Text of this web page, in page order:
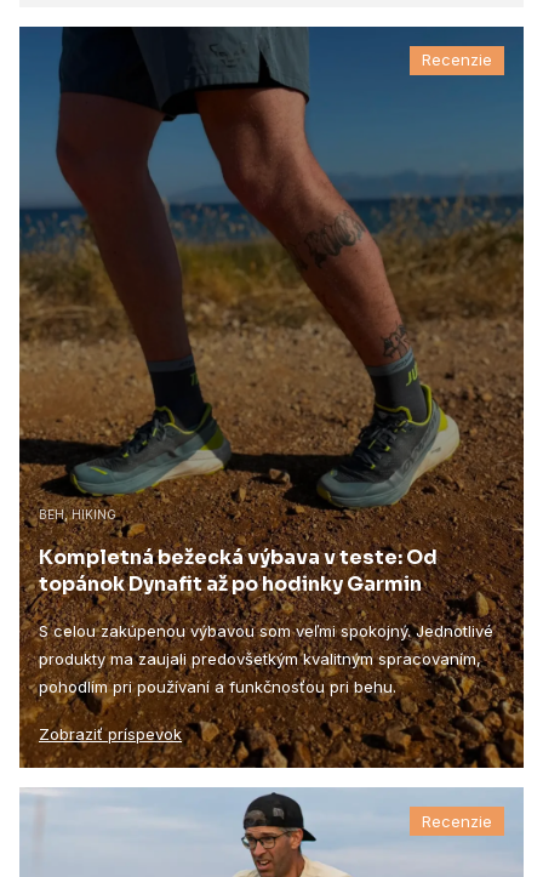
Recenzie
BEH, HIKING
Kompletná bežecká výbava v teste: Od
topánok Dynafit až po hodinky Garmin
S celou zakúpenou výbavou som veľmi spokojný. Jednotlivé
produkty ma zaujali predovšetkým kvalitným spracovaním,
pohodlím pri používaní a funkčnosťou pri behu.
Zobraziť príspevok
Recenzie